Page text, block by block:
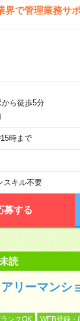
で管理業務サ
ら徒歩5分
時まで
スキル不要
募する
未読
リーマンシ
ンクOK WEB登録・